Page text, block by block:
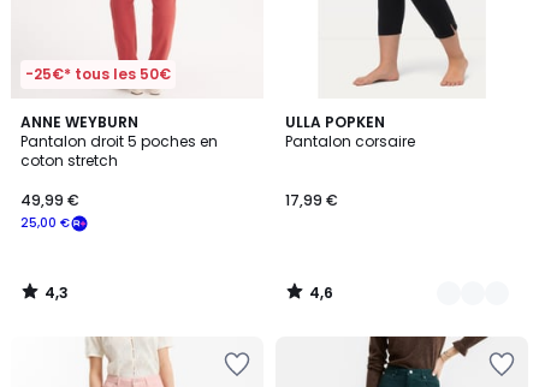
-25€* tous les 50€
ANNE WEYBURN
Pantalon droit 5 poches en
coton stretch
25,00 €
49,99 €
4,3
/ 5
4,3
/
ULLA POPKEN
Pantalon corsaire
17,99 €
4,6
/ 5
10
Couleurs
4,6
/